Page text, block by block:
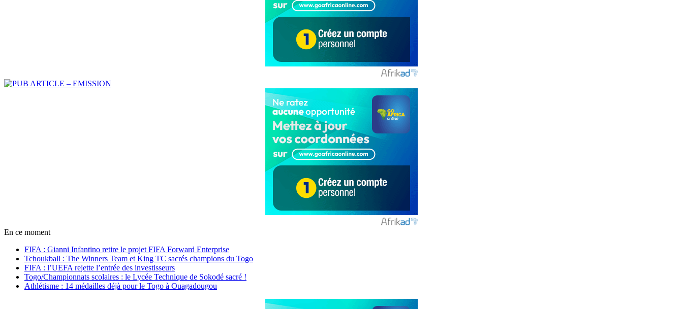
En ce moment
FIFA : Gianni Infantino retire le projet FIFA Forward Enterprise
Tchoukball : The Winners Team et King TC sacrés champions du Togo
FIFA : l’UEFA rejette l’entrée des investisseurs
Togo/Championnats scolaires : le Lycée Technique de Sokodé sacré !
Athlétisme : 14 médailles déjà pour le Togo à Ouagadougou